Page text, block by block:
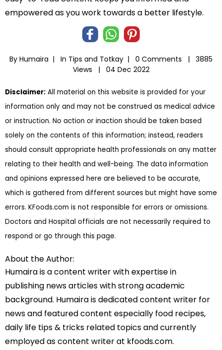
empowered as you work towards a better lifestyle.
By Humaira | In Tips and Totkay | 0 Comments |
3885
Views |
04 Dec 2022
Disclaimer: All material on this website is provided for your
information only and may not be construed as medical advice
or instruction. No action or inaction should be taken based
solely on the contents of this information; instead, readers
should consult appropriate health professionals on any matter
relating to their health and well-being. The data information
and opinions expressed here are believed to be accurate,
which is gathered from different sources but might have some
errors. KFoods.com is not responsible for errors or omissions.
Doctors and Hospital officials are not necessarily required to
respond or go through this page.
About the Author:
Humaira is a content writer with expertise in
publishing news articles with strong academic
background. Humaira is dedicated content writer for
news and featured content especially food recipes,
daily life tips & tricks related topics and currently
employed as content writer at kfoods.com.